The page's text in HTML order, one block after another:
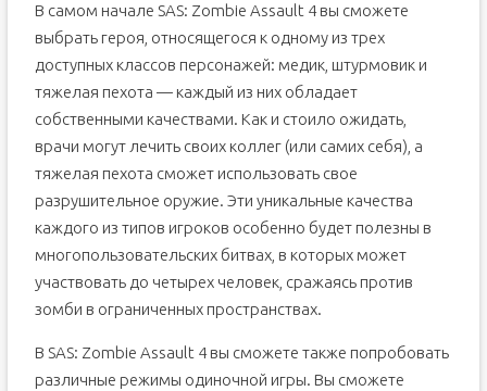
В самом начале SAS: Zombie Assault 4 вы сможете
выбрать героя, относящегося к одному из трех
доступных классов персонажей: медик, штурмовик и
тяжелая пехота — каждый из них обладает
собственными качествами. Как и стоило ожидать,
врачи могут лечить своих коллег (или самих себя), а
тяжелая пехота сможет использовать свое
разрушительное оружие. Эти уникальные качества
каждого из типов игроков особенно будет полезны в
многопользовательских битвах, в которых может
участвовать до четырех человек, сражаясь против
зомби в ограниченных пространствах.
В SAS: Zombie Assault 4 вы сможете также попробовать
различные режимы одиночной игры. Вы сможете